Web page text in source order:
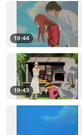
19:44
19:43